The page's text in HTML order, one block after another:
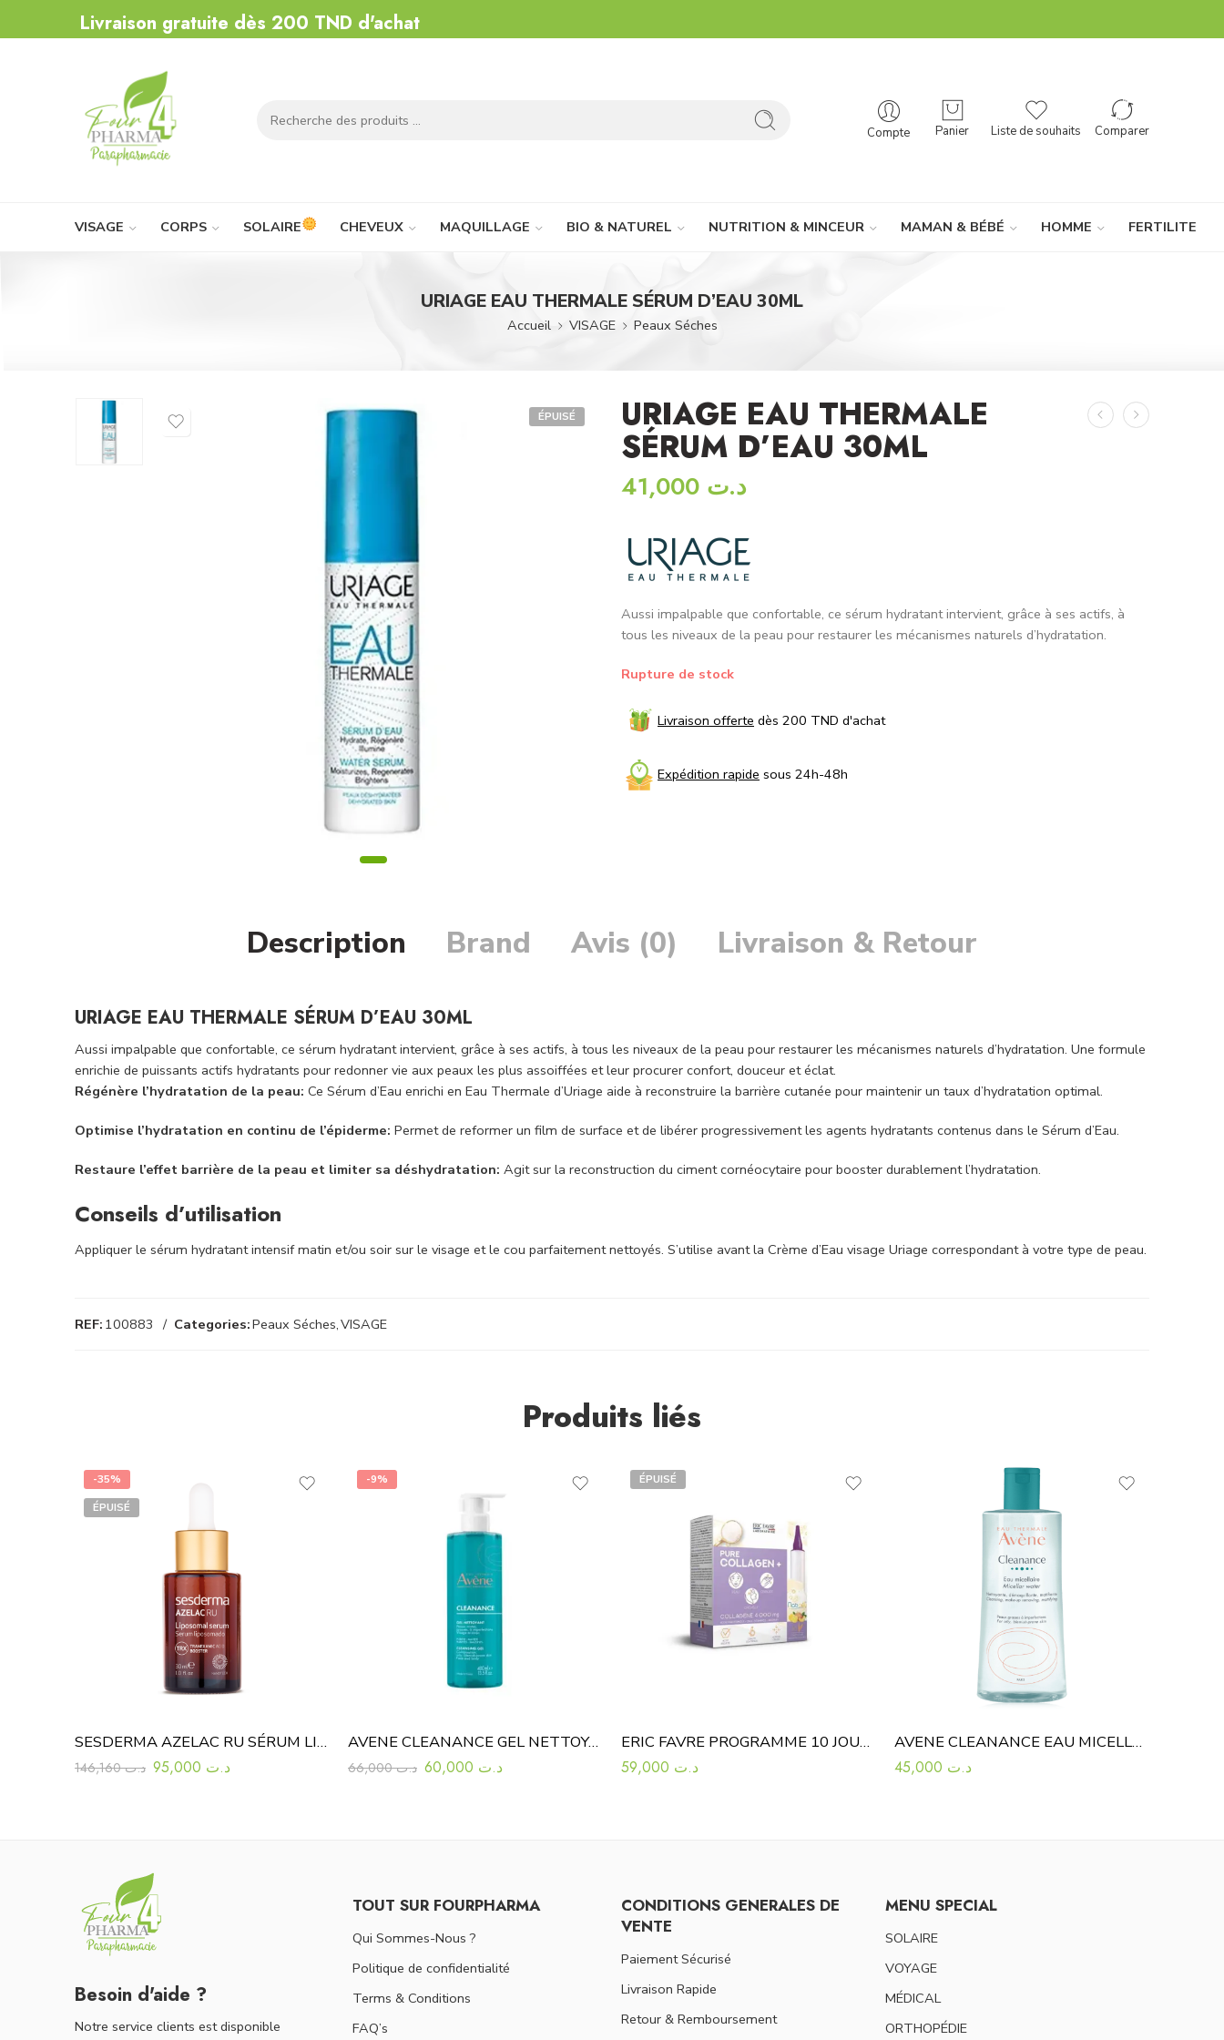
Livraison gratuite dès 200 TND d'achat
Compte Panier Liste de souhaits Comparer
VISAGE CORPS SOLAIRE CHEVEUX MAQUILLAGE BIO & NATUREL NUTRITION & MINCEUR MAMAN & BÉBÉ HOMME FERTILITE
URIAGE EAU THERMALE SÉRUM D’EAU 30ML
Accueil VISAGE Peaux Séches
ÉPUISÉ URIAGE EAU THERMALE
SÉRUM D’EAU 30ML
د.ت
Aussi impalpable que confortable, ce sérum hydratant intervient, grâce à ses actifs, à
tous les niveaux de la peau pour restaurer les mécanismes naturels d’hydratation.
Rupture de stock
Livraison offerte dès 200 TND d'achat
Expédition rapide sous 24h-48h
Description Brand Avis (0) Livraison & Retour
URIAGE EAU THERMALE SÉRUM D’EAU 30ML
Aussi impalpable que confortable, ce sérum hydratant intervient, grâce à ses actifs, à tous les niveaux de la peau pour restaurer les mécanismes naturels d’hydratation. Une formule
enrichie de puissants actifs hydratants pour redonner vie aux peaux les plus assoiffées et leur procurer confort, douceur et éclat.
Régénère l’hydratation de la peau: Ce Sérum d’Eau enrichi en Eau Thermale d’Uriage aide à reconstruire la barrière cutanée pour maintenir un taux d’hydratation optimal.
Optimise l’hydratation en continu de l’épiderme: Permet de reformer un film de surface et de libérer progressivement les agents hydratants contenus dans le Sérum d’Eau.
Restaure l’effet barrière de la peau et limiter sa déshydratation: Agit sur la reconstruction du ciment cornéocytaire pour booster durablement l’hydratation.
Conseils d’utilisation
Appliquer le sérum hydratant intensif matin et/ou soir sur le visage et le cou parfaitement nettoyés. S’utilise avant la Crème d’Eau visage Uriage correspondant à votre type de peau.
REF: 100883 Categories:Peaux Séches,VISAGE
Produits liés
-35%
ÉPUISÉ
SESDERMA AZELAC RU SÉRUM LIPOSOMÉ 30ML
د.ت146,160 د.ت
-9%
AVENE CLEANANCE GEL NETTOYANT 400ML
د.ت66,000 د.ت
ÉPUISÉ
ERIC FAVRE PROGRAMME 10 JOURS PURE COLLAGEN+10*15ML
د.ت
AVENE CLEANANCE EAU MICELLAIRE 400ML
د.ت
Besoin d'aide ?
Notre service clients est disponible
TOUT SUR FOURPHARMA
Qui Sommes-Nous ?
Politique de confidentialité
Terms & Conditions
FAQ’s
CONDITIONS GENERALES DE
VENTE
Paiement Sécurisé
Livraison Rapide
Retour & Remboursement
MENU SPECIAL
SOLAIRE
VOYAGE
MÉDICAL
ORTHOPÉDIE